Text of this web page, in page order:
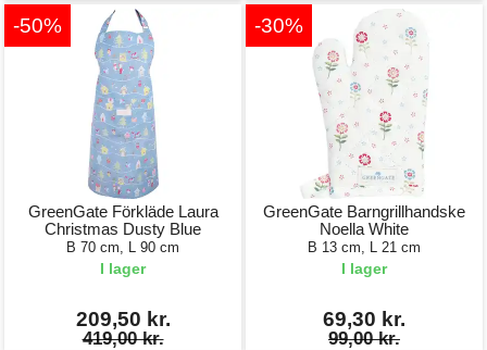
-50%
GreenGate Förkläde Laura
Christmas Dusty Blue
B 70 cm, L 90 cm
I lager
209,50 kr.
419,00 kr.
-30%
GreenGate Barngrillhandske
Noella White
B 13 cm, L 21 cm
I lager
69,30 kr.
99,00 kr.